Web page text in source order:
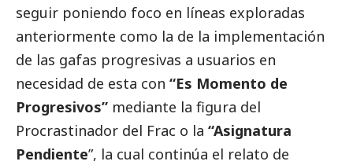
seguir poniendo foco en líneas exploradas
anteriormente como la de la implementación
de las gafas progresivas a usuarios en
necesidad de esta con “Es Momento de
Progresivos” mediante la figura del
Procrastinador del Frac o la “Asignatura
Pendiente”, la cual continúa el relato de